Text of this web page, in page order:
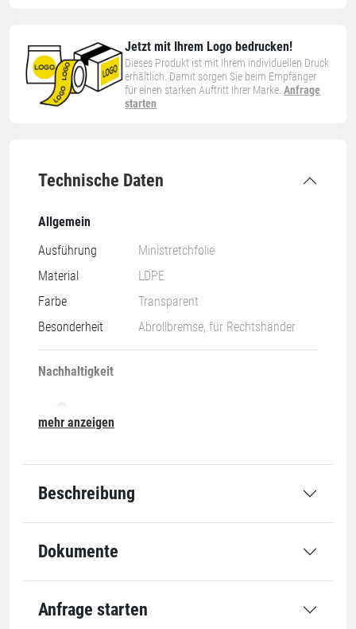
Jetzt mit Ihrem Logo bedrucken!
Dieses Produkt ist mit Ihrem individuellen Druck
erhältlich. Damit sorgen Sie beim Empfänger
für einen starken Auftritt Ihrer Marke.Anfrage
starten
Technische Daten
Allgemein
Ausführung
Ministretchfolie
Material
LDPE
Farbe
Transparent
Besonderheit
Abrollbremse, für Rechtshänder
Nachhaltigkeit
07-O
Rollenbreite
Kerndurchmesser
mehr anzeigen
Beschreibung
Dokumente
Anfrage starten